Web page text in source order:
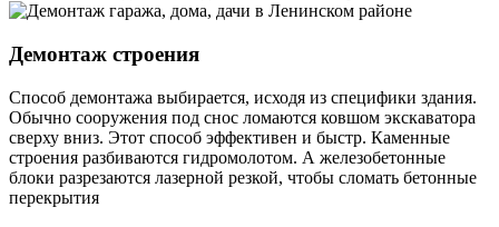
Демонтаж строения
Способ демонтажа выбирается, исходя из специфики здания.
Обычно сооружения под снос ломаются ковшом экскаватора
сверху вниз. Этот способ эффективен и быстр. Каменные
строения разбиваются гидромолотом. А железобетонные
блоки разрезаются лазерной резкой, чтобы сломать бетонные
перекрытия